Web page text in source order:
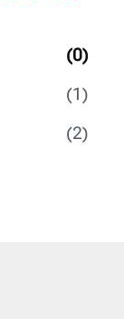
(0)
(1)
(2)